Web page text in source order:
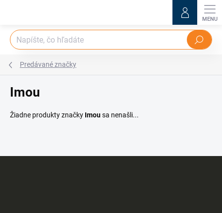
Hľadať
Predávané značky
Imou
Žiadne produkty značky Imousa nenašli...